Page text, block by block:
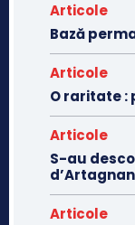
Articole
Bază
Articole
O raritate :
Articole
S-au
Articole